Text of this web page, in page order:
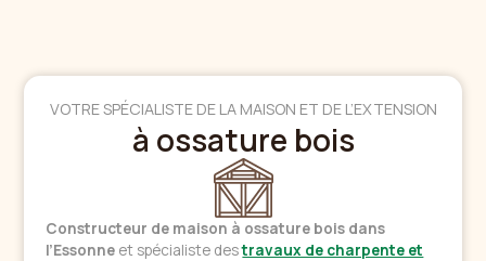
VOTRE SPÉCIALISTE DE LA MAISON ET DE L’EXTENSION
à ossature bois
Constructeur de maison à ossature bois dans
l’Essonne et spécialiste destravaux de charpente et